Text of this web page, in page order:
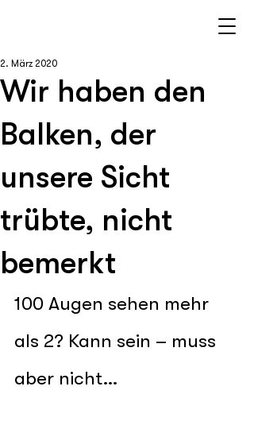
Wir haben den
Balken, der
unsere Sicht
trübte, nicht
bemerkt
2. März 2020
100 Augen sehen mehr
als 2? Kann sein – muss
aber nicht…